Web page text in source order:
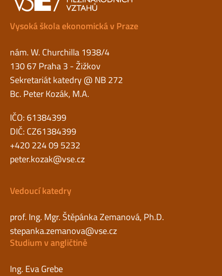
Vysoká škola ekonomická v Praze
nám. W. Churchilla 1938/4
130 67 Praha 3 - Žižkov
Sekretariát katedry @ NB 272
Bc. Peter Kozák, M.A.
IČO: 61384399
DIČ: CZ61384399
+420 224 09 5232
peter.kozak@vse.cz
Vedoucí katedry
prof. Ing. Mgr. Štěpánka Zemanová, Ph.D.
stepanka.zemanova@vse.cz
Studium v angličtině
Ing. Eva Grebe